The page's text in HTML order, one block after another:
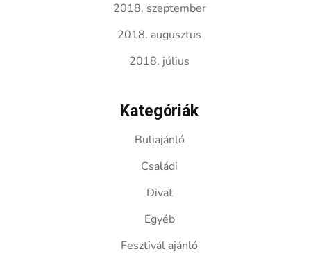
2018. szeptember
2018. augusztus
2018. július
Kategóriák
Buliajánló
Családi
Divat
Egyéb
Fesztivál ajánló